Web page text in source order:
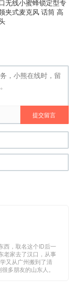
无线小蜜蜂锁定型专
夹式麦克风 话筒 高
提交留言
西，取名这个ID后一
老家去了汉口，从事
又从广州搬到了清
多朋友的山东人。